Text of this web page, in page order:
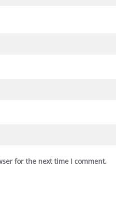
for the next time I comment.